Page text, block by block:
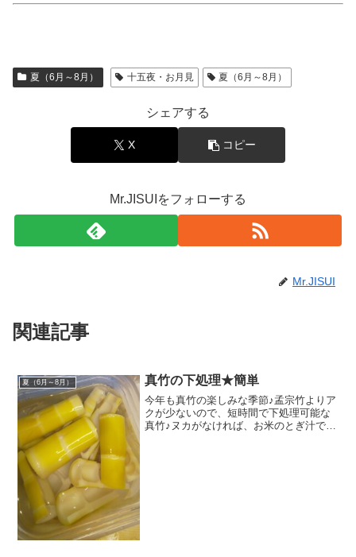
夏（6月～8月） 十五夜・お月見 夏（6月～8月）
シェアする
X コピー
Mr.JISUIをフォローする
Mr.JISUI
関連記事
夏（6月～8月） 真竹の下処理★簡単
今年も真竹の楽しみな季節♪孟宗竹よりア
クが少ないので、短時間で下処理可能な
真竹♪ヌカがなければ、お米のとぎ汁でも